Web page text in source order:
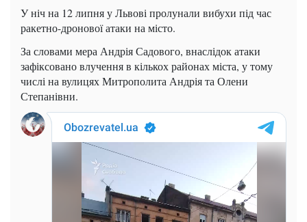
У ніч на 12 липня у Львові пролунали вибухи під час
ракетно-дронової атаки на місто.
За словами мера Андрія Садового, внаслідок атаки
зафіксовано влучення в кількох районах міста, у тому
числі на вулицях Митрополита Андрія та Олени
Степанівни.